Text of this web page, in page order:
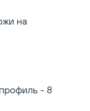
на
- 8